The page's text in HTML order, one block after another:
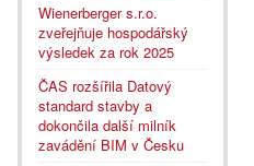
Wienerberger s.r.o.
zveřejňuje hospodářský
výsledek za rok 2025
ČAS rozšířila Datový
standard stavby a
dokončila další milník
zavádění BIM v Česku